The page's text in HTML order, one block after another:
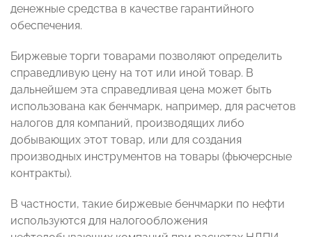
денежные средства в качестве гарантийного
обеспечения.
Биржевые торги товарами позволяют определить
справедливую цену на тот или иной товар. В
дальнейшем эта справедливая цена может быть
использована как бенчмарк, например, для расчетов
налогов для компаний, производящих либо
добывающих этот товар, или для создания
производных инструментов на товары (фьючерсные
контракты).
В частности, такие биржевые бенчмарки по нефти
используются для налогообложения